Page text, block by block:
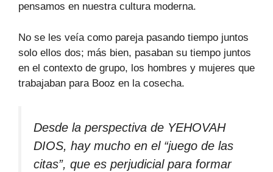
pensamos en nuestra cultura moderna.
No se les veía como pareja pasando tiempo juntos
solo ellos dos; más bien, pasaban su tiempo juntos
en el contexto de grupo, los hombres y mujeres que
trabajaban para Booz en la cosecha.
Desde la perspectiva de YEHOVAH
DIOS, hay mucho en el “juego de las
citas”, que es perjudicial para formar